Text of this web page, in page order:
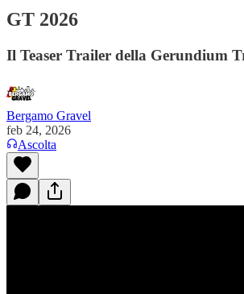
GT 2026
Il Teaser Trailer della Gerundium
Bergamo Gravel
feb 24, 2026
Ascolta